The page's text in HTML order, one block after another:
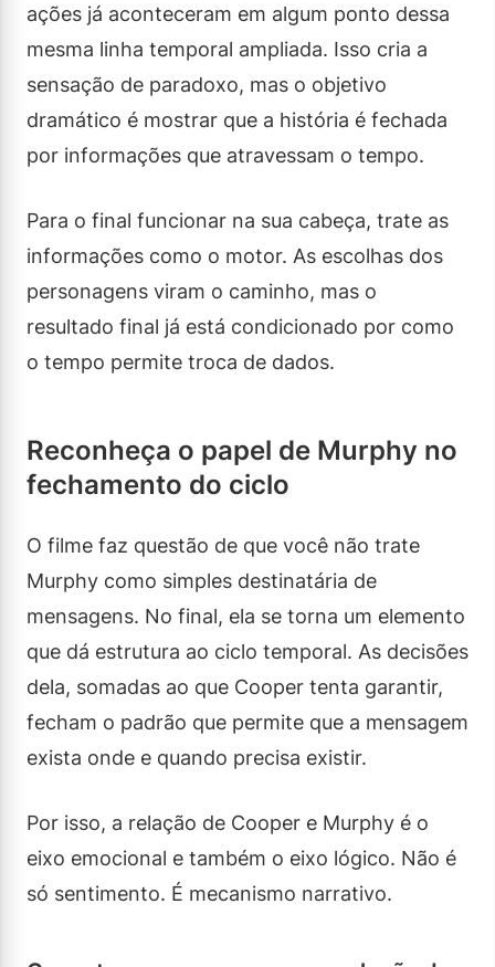
ações já aconteceram em algum ponto dessa
mesma linha temporal ampliada. Isso cria a
sensação de paradoxo, mas o objetivo
dramático é mostrar que a história é fechada
por informações que atravessam o tempo.
Para o final funcionar na sua cabeça, trate as
informações como o motor. As escolhas dos
personagens viram o caminho, mas o
resultado final já está condicionado por como
o tempo permite troca de dados.
Reconheça o papel de Murphy no
fechamento do ciclo
O filme faz questão de que você não trate
Murphy como simples destinatária de
mensagens. No final, ela se torna um elemento
que dá estrutura ao ciclo temporal. As decisões
dela, somadas ao que Cooper tenta garantir,
fecham o padrão que permite que a mensagem
exista onde e quando precisa existir.
Por isso, a relação de Cooper e Murphy é o
eixo emocional e também o eixo lógico. Não é
só sentimento. É mecanismo narrativo.